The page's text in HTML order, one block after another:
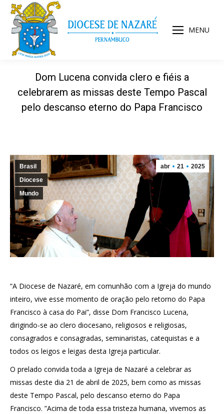
MENU
Dom Lucena convida clero e fiéis a
celebrarem as missas deste Tempo Pascal
pelo descanso eterno do Papa Francisco
abr 21 2025
Brasil
Diocese
Mundo
“A Diocese de Nazaré, em comunhão com a Igreja do mundo
inteiro, vive esse momento de oração pelo retorno do Papa
Francisco à casa do Pai”, disse Dom Francisco Lucena,
dirigindo-se ao clero diocesano, religiosos e religiosas,
consagrados e consagradas, seminaristas, catequistas e a
todos os leigos e leigas desta Igreja particular.
O prelado convida toda a Igreja de Nazaré a celebrar as
missas deste dia 21 de abril de 2025, bem como as missas
deste Tempo Pascal, pelo descanso eterno do Papa
Francisco. ”Acima de toda essa tristeza humana, vivemos as